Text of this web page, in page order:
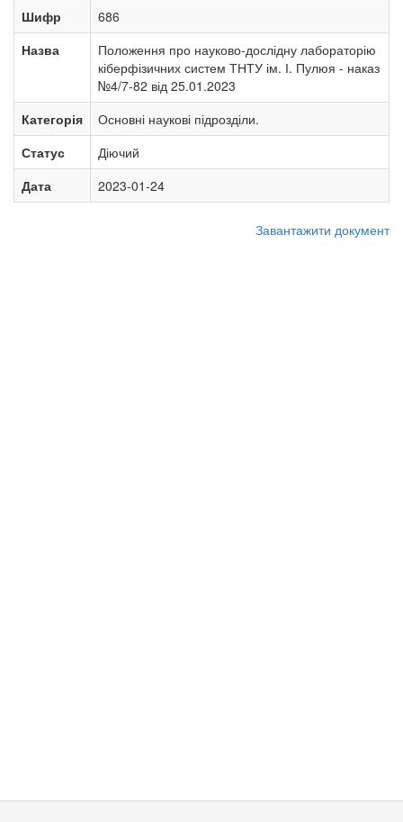
Шифр
686
Назва
Положення про науково-дослідну лабораторію
кіберфізичних систем ТНТУ ім. І. Пулюя - наказ
№4/7-82 від 25.01.2023
Категорія
Основні наукові підрозділи.
Статус
Діючий
Дата
2023-01-24
Завантажити документ